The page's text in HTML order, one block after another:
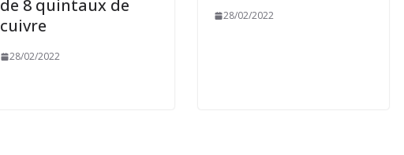
de 8 quintaux de
cuivre
28/02/2022
28/02/2022